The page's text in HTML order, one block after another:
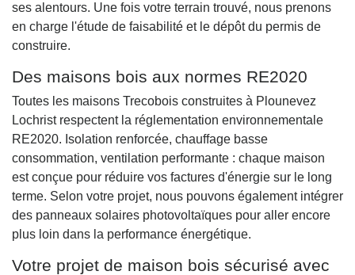
ses alentours. Une fois votre terrain trouvé, nous prenons
en charge l'étude de faisabilité et le dépôt du permis de
construire.
Des maisons bois aux normes RE2020
Toutes les maisons Trecobois construites à Plounevez
Lochrist respectent la réglementation environnementale
RE2020. Isolation renforcée, chauffage basse
consommation, ventilation performante : chaque maison
est conçue pour réduire vos factures d'énergie sur le long
terme. Selon votre projet, nous pouvons également intégrer
des panneaux solaires photovoltaïques pour aller encore
plus loin dans la performance énergétique.
Votre projet de maison bois sécurisé avec